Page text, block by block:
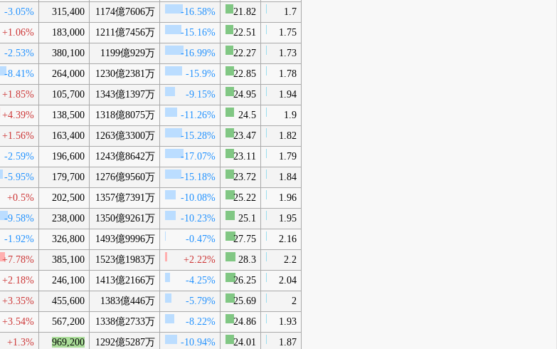
-3.05% 315,400 1174億7606万 -16.58% 21.82
1.7
+1.06% 183,000 1211億7456万 -15.16% 22.51
1.75
-2.53% 380,100 1199億929万 -16.99% 22.27
1.73
-8.41% 264,000 1230億2381万 -15.9% 22.85
1.78
+1.85% 105,700 1343億1397万 -9.15% 24.95
1.94
+4.39% 138,500 1318億8075万 -11.26% 24.5
1.9
+1.56% 163,400 1263億3300万 -15.28% 23.47
1.82
-2.59% 196,600 1243億8642万 -17.07% 23.11
1.79
-5.95% 179,700 1276億9560万 -15.18% 23.72
1.84
+0.5% 202,500 1357億7391万 -10.08% 25.22
1.96
-9.58% 238,000 1350億9261万 -10.23% 25.1
1.95
-1.92% 326,800 1493億9996万 -0.47% 27.75
2.16
+7.78% 385,100 1523億1983万 +2.22% 28.3
2.2
+2.18% 246,100 1413億2166万 -4.25% 26.25
2.04
+3.35% 455,600 1383億446万 -5.79% 25.69
2
+3.54% 567,200 1338億2733万 -8.22% 24.86
1.93
+1.3% 969,200 1292億5287万 -10.94% 24.01
1.87